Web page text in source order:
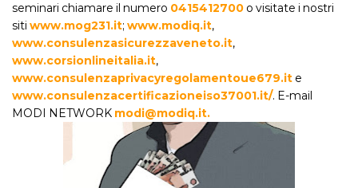
seminari chiamare il numero 0415412700 o visitate i nostri
siti www.mog231.it; www.modiq.it,
www.consulenzasicurezzaveneto.it,
www.corsionlineitalia.it,
www.consulenzaprivacyregolamentoue679.it e
www.consulenzacertificazioneiso37001.it/. E-mail
MODI NETWORK modi@modiq.it.